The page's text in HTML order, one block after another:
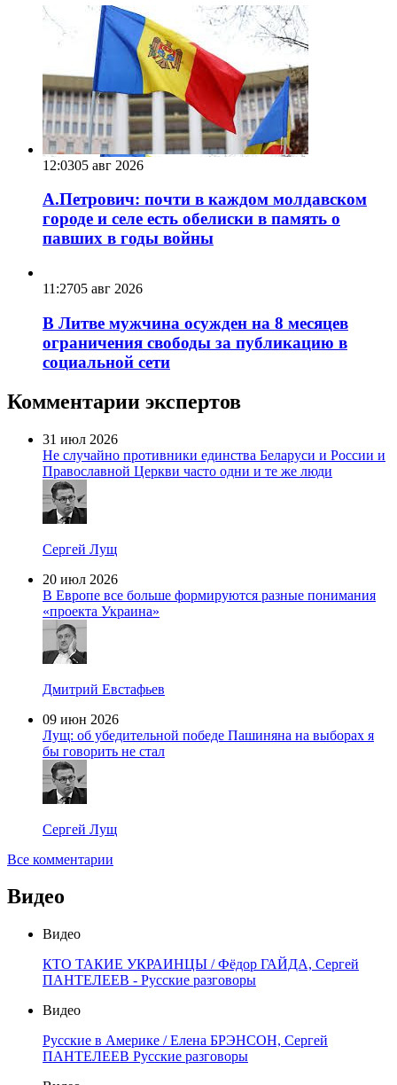
12:0305 авг 2026
А.Петрович: почти в каждом молдавском
городе и селе есть обелиски в память о
павших в годы войны
11:2705 авг 2026
В Литве мужчина осужден на 8 месяцев
ограничения свободы за публикацию в
социальной сети
Комментарии экспертов
31 июл 2026
Не случайно противники единства Беларуси и России и
Православной Церкви часто одни и те же люди
Сергей Лущ
20 июл 2026
В Европе все больше формируются разные понимания
«проекта Украина»
Дмитрий Евстафьев
09 июн 2026
Лущ: об убедительной победе Пашиняна на выборах я
бы говорить не стал
Сергей Лущ
Все комментарии
Видео
Видео
КТО ТАКИЕ УКРАИНЦЫ / Фёдор ГАЙДА, Сергей
ПАНТЕЛЕЕВ - Русские разговоры
Видео
Русские в Америке / Елена БРЭНСОН, Сергей
ПАНТЕЛЕЕВ Русские разговоры